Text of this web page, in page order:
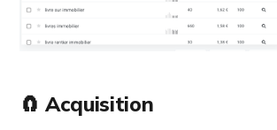
🧲 Acquisition